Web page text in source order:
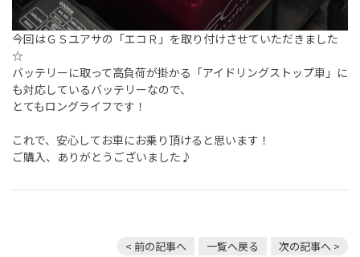
今回はＧＳユアサの「エコＲ」を取り付けさせていただきました
☆
バッテリーに取って高負荷が掛かる「アイドリングストップ車」に
も対応しているバッテリーなので、
とてもロングライフです！
これで、安心してお車にお乗り頂けると思います！
ご購入、ありがとうございました♪
< 前の記事へ 一覧へ戻る 次の記事へ >